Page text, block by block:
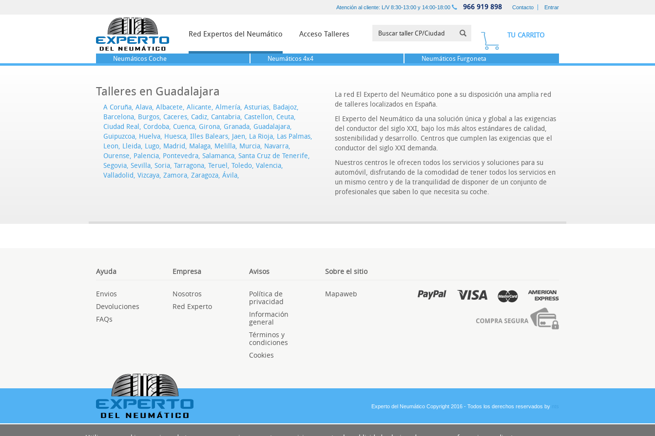
Atención al cliente: L/V 8:30-13:00 y 14:00-18:00 966 919 898 Contacto Entrar
Red Expertos del Neumático Acceso Talleres TU CARRITO
Neumáticos Coche Neumáticos 4x4 Neumáticos Furgoneta
Talleres en Guadalajara
A Coruña, Alava, Albacete, Alicante, Almería, Asturias, Badajoz,
Barcelona, Burgos, Caceres, Cadiz, Cantabria, Castellon, Ceuta,
Ciudad Real , Cordoba, Cuenca, Girona, Granada, Guadalajara,
Guipuzcoa, Huelva, Huesca, Illes Balears, Jaen, La Rioja, Las Palmas,
Leon, Lleida, Lugo, Madrid, Malaga, Melilla, Murcia, Navarra,
Ourense, Palencia, Pontevedra, Salamanca, Santa Cruz de Tenerife,
Segovia, Sevilla, Soria, Tarragona, Teruel , Toledo, Valencia,
Valladolid, Vizcaya, Zamora, Zaragoza, Ávila,
La red El Experto del Neumático pone a su disposición una amplia red
de talleres localizados en España.
El Experto del Neumático da una solución única y global a las exigencias
del conductor del siglo XXI, bajo los más altos estándares de calidad,
sostenibilidad y desarrollo. Centros que cumplen las exigencias que el
conductor del siglo XXI demanda.
Nuestros centros le ofrecen todos los servicios y soluciones para su
automóvil, disfrutando de la comodidad de tener todos los servicios en
un mismo centro y de la tranquilidad de disponer de un conjunto de
profesionales que saben lo que necesita su coche.
Ayuda Empresa Avisos Sobre el sitio
Envios
Devoluciones
FAQs
Nosotros
Red Experto
Política de
privacidad
Información
general
Términos y
condiciones
Cookies
Mapaweb
Experto del Neumático Copyright 2016 - Todos los derechos reservados by